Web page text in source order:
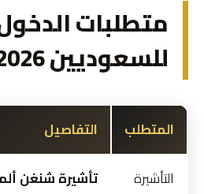
متطلبات
للسعوديين 2026
المتطلب التفاصيل
التأشيرة تأشيرة شنغن